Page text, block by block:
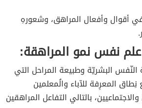
أقوال وأفعال المراهق، وشعورهِ
نفس نمو المراهقة:
البشريّة وطبيعة المراحل التي
المعرِفة للآباء والُمعلمين
بالتالي التفاعل المراهقين